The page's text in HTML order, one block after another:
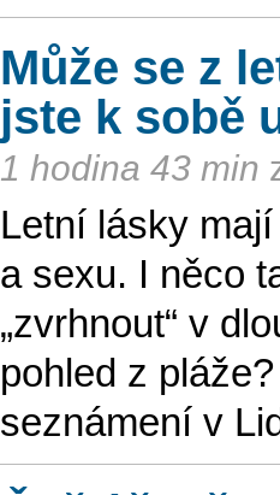
Může se z
jste k sobě
1 hodina 43 min
Letní lásky
a sexu. I něco
„zvrhnout“ v
pohled z
seznámení v